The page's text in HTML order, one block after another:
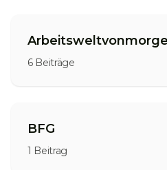
6 Beiträge
BFG
1 Beitrag